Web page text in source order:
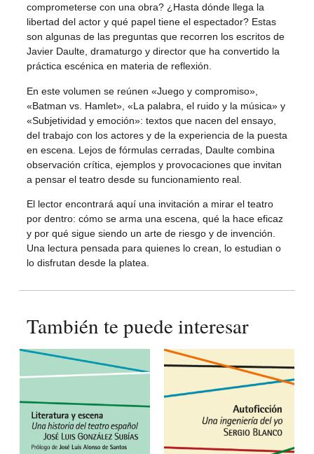
comprometerse con una obra? ¿Hasta dónde llega la
libertad del actor y qué papel tiene el espectador? Estas
son algunas de las preguntas que recorren los escritos de
Javier Daulte, dramaturgo y director que ha convertido la
práctica escénica en materia de reflexión.
En este volumen se reúnen «Juego y compromiso»,
«Batman vs. Hamlet», «La palabra, el ruido y la música» y
«Subjetividad y emoción»: textos que nacen del ensayo,
del trabajo con los actores y de la experiencia de la puesta
en escena. Lejos de fórmulas cerradas, Daulte combina
observación crítica, ejemplos y provocaciones que invitan
a pensar el teatro desde su funcionamiento real.
El lector encontrará aquí una invitación a mirar el teatro
por dentro: cómo se arma una escena, qué la hace eficaz
y por qué sigue siendo un arte de riesgo y de invención.
Una lectura pensada para quienes lo crean, lo estudian o
lo disfrutan desde la platea.
También te puede interesar